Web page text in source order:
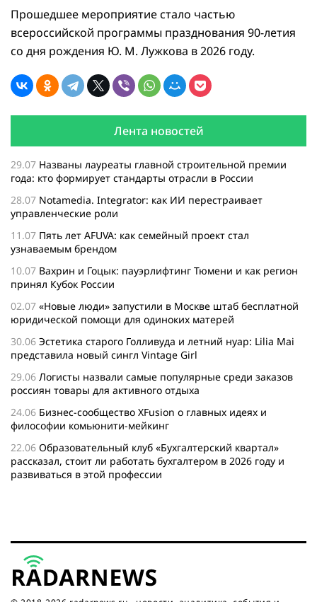
Прошедшее мероприятие стало частью
всероссийской программы празднования 90-летия
со дня рождения Ю. М. Лужкова в 2026 году.
Лента новостей
29.07 Названы лауреаты главной строительной премии
года: кто формирует стандарты отрасли в России
28.07 Notamedia. Integrator: как ИИ перестраивает
управленческие роли
11.07 Пять лет AFUVA: как семейный проект стал
узнаваемым брендом
10.07 Вахрин и Гоцык: пауэрлифтинг Тюмени и как регион
принял Кубок России
02.07 «Новые люди» запустили в Москве штаб бесплатной
юридической помощи для одиноких матерей
30.06 Эстетика старого Голливуда и летний нуар: Lilia Mai
представила новый сингл Vintage Girl
29.06 Логисты назвали самые популярные среди заказов
россиян товары для активного отдыха
24.06 Бизнес-сообщество XFusion о главных идеях и
философии комьюнити-мейкинг
22.06 Образовательный клуб «Бухгалтерский квартал»
рассказал, стоит ли работать бухгалтером в 2026 году и
развиваться в этой профессии
бизнесу нужен ребрендинг для роста компании
26.05Инновационное десятилетие России: бизнес, власть
и общество формируют будущее